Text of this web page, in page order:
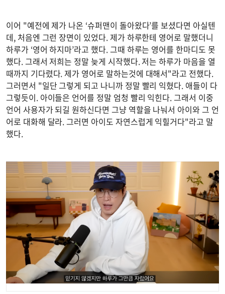
이어 "예전에 제가 나온 ‘슈퍼맨이 돌아왔다’를 보셨다면 아실텐
데, 처음엔 그런 장면이 있었다. 제가 하루한테 영어로 말했더니
하루가 ‘영어 하지마’라고 했다. 그때 하루는 영어를 한마디도 못
했다. 그래서 저희는 정말 늦게 시작했다. 저는 하루가 마음을 열
때까지 기다렸다. 제가 영어로 말하는것에 대해서"라고 전했다.
그러면서 "일단 그렇게 되고 나니까 정말 빨리 익혔다. 애들이 다
그렇듯이. 아이들은 언어를 정말 엄청 빨리 익힌다. 그래서 이중
언어 사용자가 되길 원하신다면 그냥 역할을 나눠서 아이와 그 언
어로 대화해 달라. 그러면 아이도 자연스럽게 익힐거다"라고 말
했다.